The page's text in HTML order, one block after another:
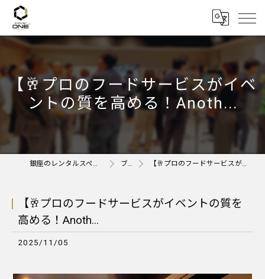
​【🥂プロのフードサービスがイベ
ントの質を高める！Anoth...
銀座のレンタルスペースならAnother ONE＋ ブログ ​【🥂プロのフードサービスがイベントの質を高める！Anoth...
​【🥂プロのフードサービスがイベントの質を
高める！Anoth...
2025/11/05